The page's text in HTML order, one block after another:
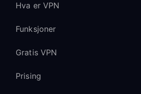
Hva er VPN
Funksjoner
Gratis VPN
Prising